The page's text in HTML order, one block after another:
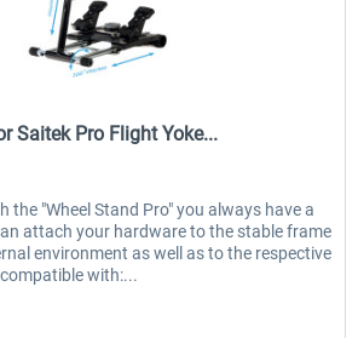
Wheel Stand Pro
Saitek Pro Flight Yoke...
the "Wheel Stand Pro" you always have a
attach your hardware to the stable frame
environment as well as to the respective
with:...